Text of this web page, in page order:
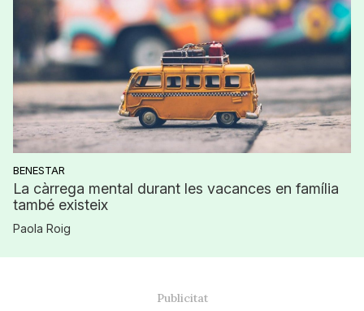
BENESTAR
La càrrega mental durant les vacances en família
també existeix
Paola Roig